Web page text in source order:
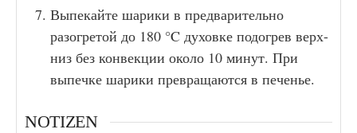
Выпекайте шарики в предварительно
разогретой до 180 °C духовке подогрев верх-
низ без конвекции около 10 минут. При
выпечке шарики превращаются в печенье.
NOTIZEN